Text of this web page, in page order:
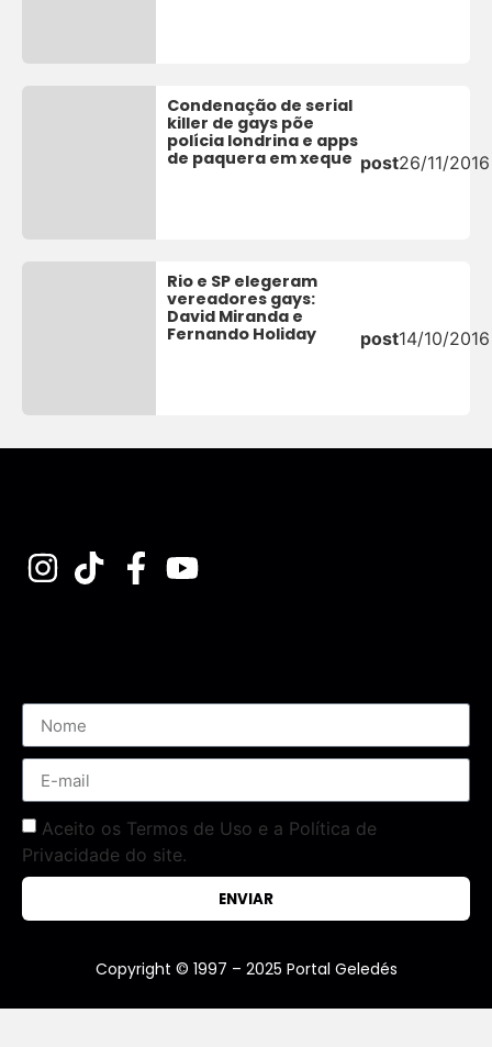
Condenação de serial
killer de gays põe
polícia londrina e apps
de paquera em xeque post26/11/2016
Rio e SP elegeram
vereadores gays:
David Miranda e
Fernando Holiday
post14/10/2016
Aceito os Termos de Uso e a Política de
Privacidade do site.
ENVIAR
Copyright © 1997 – 2025 Portal Geledés